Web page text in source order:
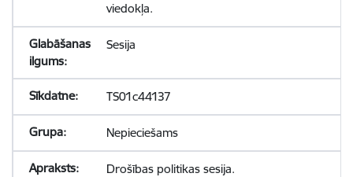
viedokļa.
Sesija
TS01c44137
Nepieciešams
Drošības politikas sesija.